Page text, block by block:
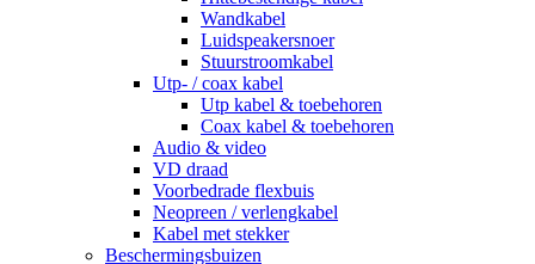
Wandkabel
Luidspeakersnoer
Stuurstroomkabel
Utp- / coax kabel
Utp kabel & toebehoren
Coax kabel & toebehoren
Audio & video
VD draad
Voorbedrade flexbuis
Neopreen / verlengkabel
Kabel met stekker
Beschermingsbuizen